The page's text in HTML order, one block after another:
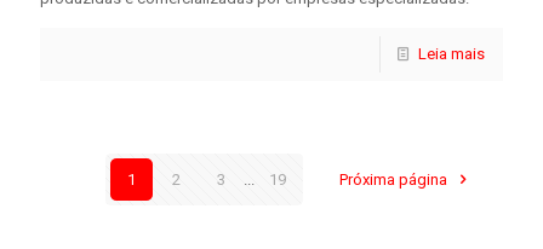
Leia mais
1 2 3 ... 19 Próxima página